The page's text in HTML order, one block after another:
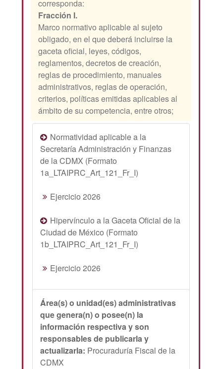
corresponda:
Fracción I.
Marco normativo aplicable al sujeto
obligado, en el que deberá incluirse la
gaceta oficial, leyes, códigos,
reglamentos, decretos de creación,
reglas de procedimiento, manuales
administrativos, reglas de operación,
criterios, políticas emitidas aplicables al
ámbito de su competencia, entre otros;
Normatividad aplicable a la
Secretaría Administración y Finanzas
de la CDMX (Formato
1a_LTAIPRC_Art_121_Fr_I)
Ejercicio 2026
Hipervínculo a la Gaceta Oficial de la
Ciudad de México (Formato
1b_LTAIPRC_Art_121_Fr_I)
Ejercicio 2026
Área(s) o unidad(es) administrativas
que genera(n) o posee(n) la
información respectiva y son
responsables de publicarla y
actualizarla: Procuraduría Fiscal de la
CDMX